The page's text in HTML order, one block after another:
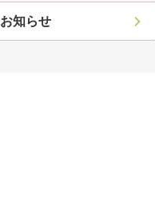
お知らせ